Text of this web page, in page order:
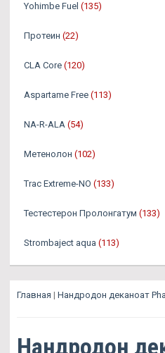
Yohimbe Fuel (135)
Протеин (22)
CLA Core (120)
Aspartame Free (113)
NA-R-ALA (54)
Метенолон (102)
Trac Extreme-NO (133)
Тестестерон Пролонгатум (133)
Strombaject aqua (113)
Главная | Нандродон деканоат
Нандродон